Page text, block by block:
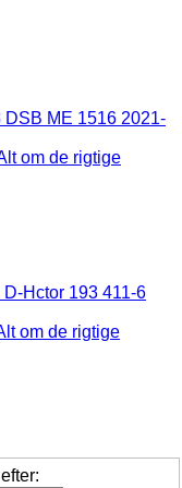
ME 1516 2021-
om de rigtige
Hctor 193 411-6
om de rigtige